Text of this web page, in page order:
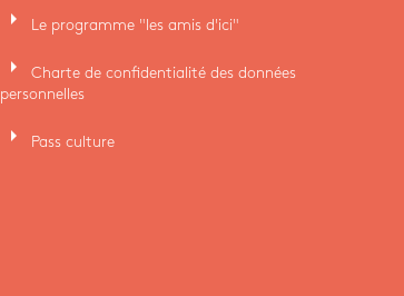
arrow_right Le programme "les amis d'ici"
arrow_right
Charte de confidentialité des données
personnelles
arrow_right Pass culture